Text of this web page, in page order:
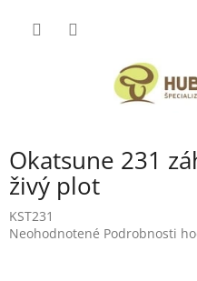
Okatsune 231
živý plot
KST231
Priemerné
Neohodnotené Podrobnosti